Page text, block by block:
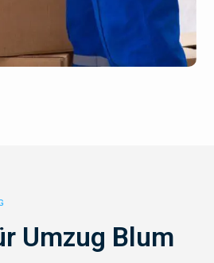
Umzug Blum